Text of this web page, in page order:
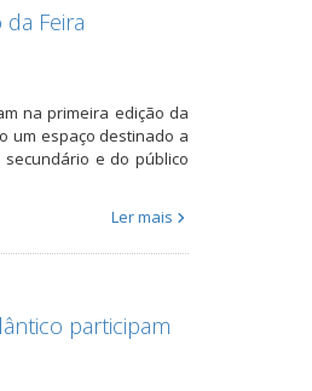
Feira
na primeira edição da
um espaço destinado a
e do público
Ler mais
participam